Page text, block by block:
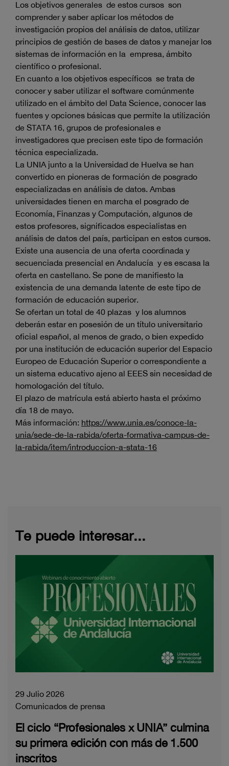
Los objetivos generales de estos cursos son
comprender y saber aplicar los métodos de
investigación propios del análisis de datos, utilizar
principios de gestión de bases de datos y manejar los
sistemas de información en la empresa, ámbito
científico o profesional.
En cuanto a los objetivos específicos se trata de
conocer y saber utilizar el software comúnmente
utilizado en el ámbito del Data Science, conocer las
fuentes y opciones básicas que permite la utilización
de STATA 16, grupos de profesionales e
investigadores que precisen este tipo de formación
técnica especializada.
La UNIA junto a la Universidad de Huelva se han
convertido en pioneras de formación de posgrado
especializadas en análisis de datos. Ambas
universidades tienen en marcha el posgrado de
Economía, Finanzas y Computación, algunos de
estos profesores, significados especialistas en
análisis de datos del país, participan en estos cursos.
Existe una ausencia de una oferta coordinada y
secuenciada presencial en Andalucía y es escasa la
oferta en castellano. Se pone de manifiesto la
existencia de una demanda latente de este tipo de
formación de educación superior.
Se ofertan un total de 40 plazas y los alumnos
deberán estar en posesión de un título universitario
oficial español, al menos de grado, o bien expedido
por una institución de educación superior del Espacio
Europeo de Educación Superior o correspondiente a
un sistema educativo ajeno al EEES sin necesidad de
homologación del título.
El plazo de matrícula está abierto hasta el próximo
día 18 de mayo.
Más información: https://www.unia.es/conoce-la-
unia/sede-de-la-rabida/oferta-formativa-campus-de-
la-rabida/item/introduccion-a-stata-16
Te puede interesar...
29 Julio 2026
Comunicados de prensa
El ciclo “Profesionales x UNIA” culmina
su primera edición con más de 1.500
inscritos